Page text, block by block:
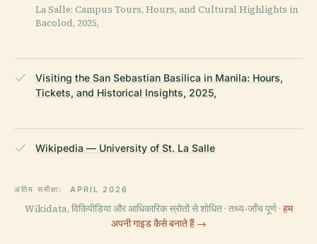
La Salle: Campus Tours, Hours, and Cultural Highlights in
Bacolod, 2025,
Visiting the San Sebastian Basilica in Manila: Hours,
Tickets, and Historical Insights, 2025,
Wikipedia — University of St. La Salle
अंतिम समीक्षा: APRIL 2026
Wikidata, विकिपीडिया और आधिकारिक स्रोतों से शोधित · तथ्य-जाँच पूर्ण · हम
अपनी गाइड कैसे बनाते हैं →